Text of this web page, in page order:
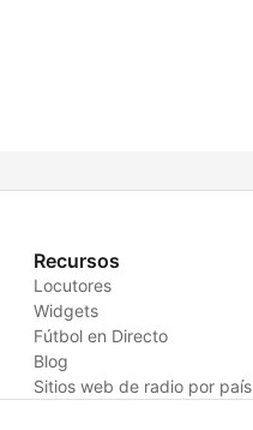
Recursos
Locutores
Widgets
Fútbol en Directo
Blog
Sitios web de radio por país